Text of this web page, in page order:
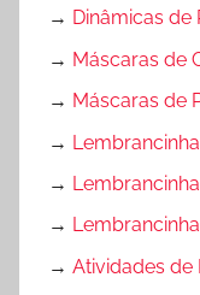
→ Dinâmicas de
→ Máscaras de
→ Máscaras de
→
→
→
→ Atividades de